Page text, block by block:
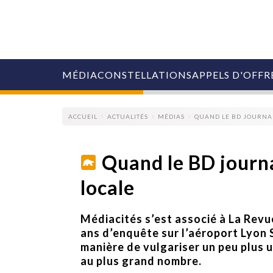
MÉDIA
COLLECTIVITÉS
AGENCES
RETAIL
MÉDIAS
MANAGEMENT
ÉVÉNEMENTIELS
CONSTELLATIONSAPPELS
ACCUEIL ACTUALITÉS MÉDIAS QUAND LE BD
Quand le BD
locale
Médiacités s’est associé à La
ans d’enquête sur l’aéroport
manière de vulgariser un peu plus
au plus grand nombre.